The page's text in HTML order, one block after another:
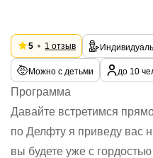
5 1 отзыв
Можно с детьми до 10
Программа
Давайте встретимся
по Делфту я приведу вас
вы будете уже с